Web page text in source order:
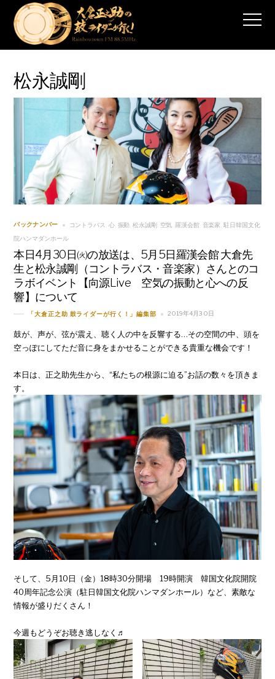
松永誠剛
バックナンバー コントラバス 心, 振動 松永誠剛, 空気 羅漢会館, 音楽家 駐日韓国文化
院ハンマダンホール
本日4月30日㈫の放送は、5月5日羅漢会館 大倉先
生と松永誠剛（コントラバス・音楽家）さんとのコ
ラボイベント【向源Live 空気の振動と心への反
響】について
「大倉正之助 鼓ライダーが行く！」編集部 2019年4月30日
鼓が、声が、弦が震え、聴く人の中を反響する…その空間の中、頭を
空っぽにしてただ音に身をまかせることができる貴重な機会です！
本日は、正之助先生から、“私たちの根源に迫る”お話の数々を頂きま
す。
そして、5月10日（金）18時30分開場 19時開演 韓国文化院開院
40周年記念公演（駐日韓国文化院ハンマダンホール）など、素敵な
情報が盛りだくさん！
今週もどうぞお聴き逃しなく♬